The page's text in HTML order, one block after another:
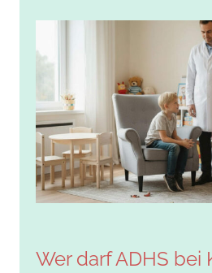
Wer darf ADHS bei